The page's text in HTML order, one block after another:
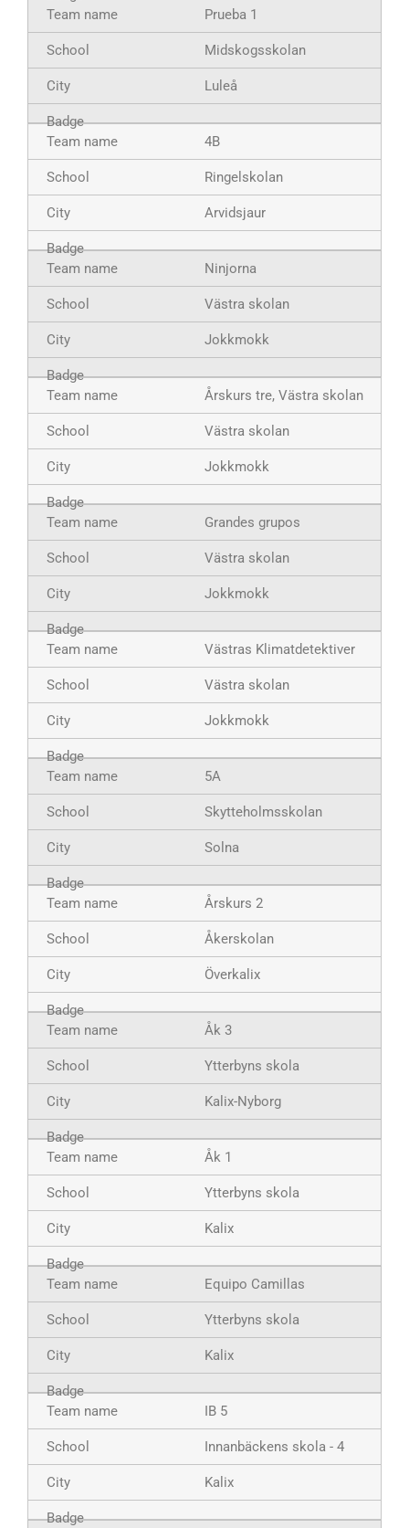
Prueba 1
Midskogsskolan
Luleå
4B
Ringelskolan
Arvidsjaur
Ninjorna
Västra skolan
Jokkmokk
Årskurs tre, Västra skolan
Västra skolan
Jokkmokk
Grandes grupos
Västra skolan
Jokkmokk
Västras Klimatdetektiver
Västra skolan
Jokkmokk
5A
Skytteholmsskolan
Solna
Årskurs 2
Åkerskolan
Överkalix
Åk 3
Ytterbyns skola
Kalix-Nyborg
Åk 1
Ytterbyns skola
Kalix
Equipo Camillas
Ytterbyns skola
Kalix
IB 5
Innanbäckens skola - 4
Kalix